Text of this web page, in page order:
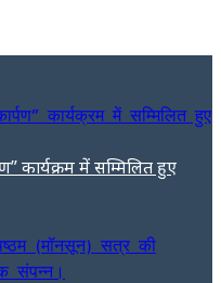
कार्यक्रम में सम्मिलित हुए